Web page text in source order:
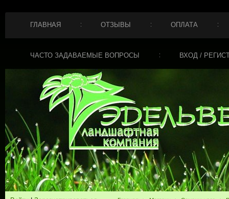
ГЛАВНАЯ ОТЗЫВЫ ОПЛАТА
ЧАСТО ЗАДАВАЕМЫЕ ВОПРОСЫ ВХОД /